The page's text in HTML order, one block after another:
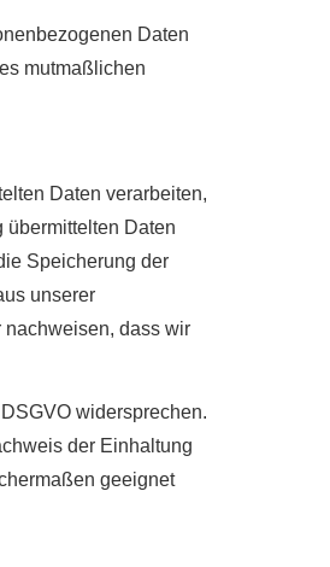
Daten
mutmaßlichen
Daten verarbeiten,
übermittelten Daten
Speicherung der
unserer
nachweisen, dass wir
widersprechen.
der Einhaltung
geeignet